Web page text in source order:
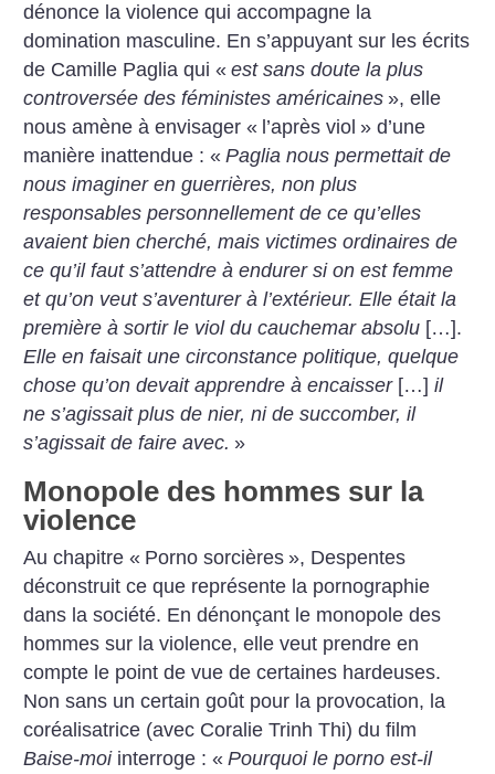
dénonce la violence qui accompagne la
domination masculine. En s’appuyant sur les écrits
de Camille Paglia qui « est sans doute la plus
controversée des féministes américaines », elle
nous amène à envisager « l’après viol » d’une
manière inattendue : « Paglia nous permettait de
nous imaginer en guerrières, non plus
responsables personnellement de ce qu’elles
avaient bien cherché, mais victimes ordinaires de
ce qu’il faut s’attendre à endurer si on est femme
et qu’on veut s’aventurer à l’extérieur. Elle était la
première à sortir le viol du cauchemar absolu […].
Elle en faisait une circonstance politique, quelque
chose qu’on devait apprendre à encaisser […]il
ne s’agissait plus de nier, ni de succomber, il
s’agissait de faire avec. »
Monopole des hommes sur la
violence
Au chapitre « Porno sorcières », Despentes
déconstruit ce que représente la pornographie
dans la société. En dénonçant le monopole des
hommes sur la violence, elle veut prendre en
compte le point de vue de certaines hardeuses.
Non sans un certain goût pour la provocation, la
coréalisatrice (avec Coralie Trinh Thi) du film
Baise-moiinterroge : « Pourquoi le porno est-il